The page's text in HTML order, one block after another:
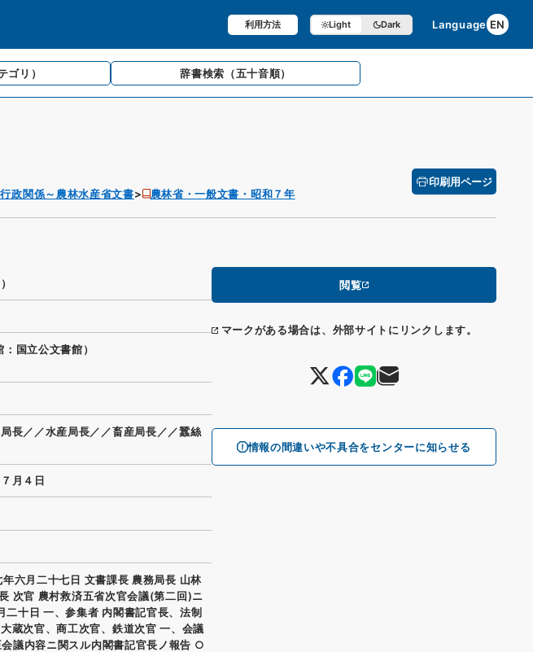
利用方法 Light Dark Language EN
ゴリ） 辞書検索 （五十音順）
政関係～農林水産省文書 農林省・一般文書・昭和７年
印刷用ページ
閲覧
マークがある場合は、外部サイトにリンクします。
情報の間違いや不具合をセンターに知らせる
国立公文書館）
長／／水産局長／／畜産局長／／蠶絲
月４日
六月二十七日 文書課長 農務局長 山林
次官 農村救済五省次官会議(第二回)ニ
二十日 一、参集者 内閣書記官長、法制
蔵次官、商工次官、鉄道次官 一、会議
議内容ニ関スル内閣書記官長ノ報告 ○